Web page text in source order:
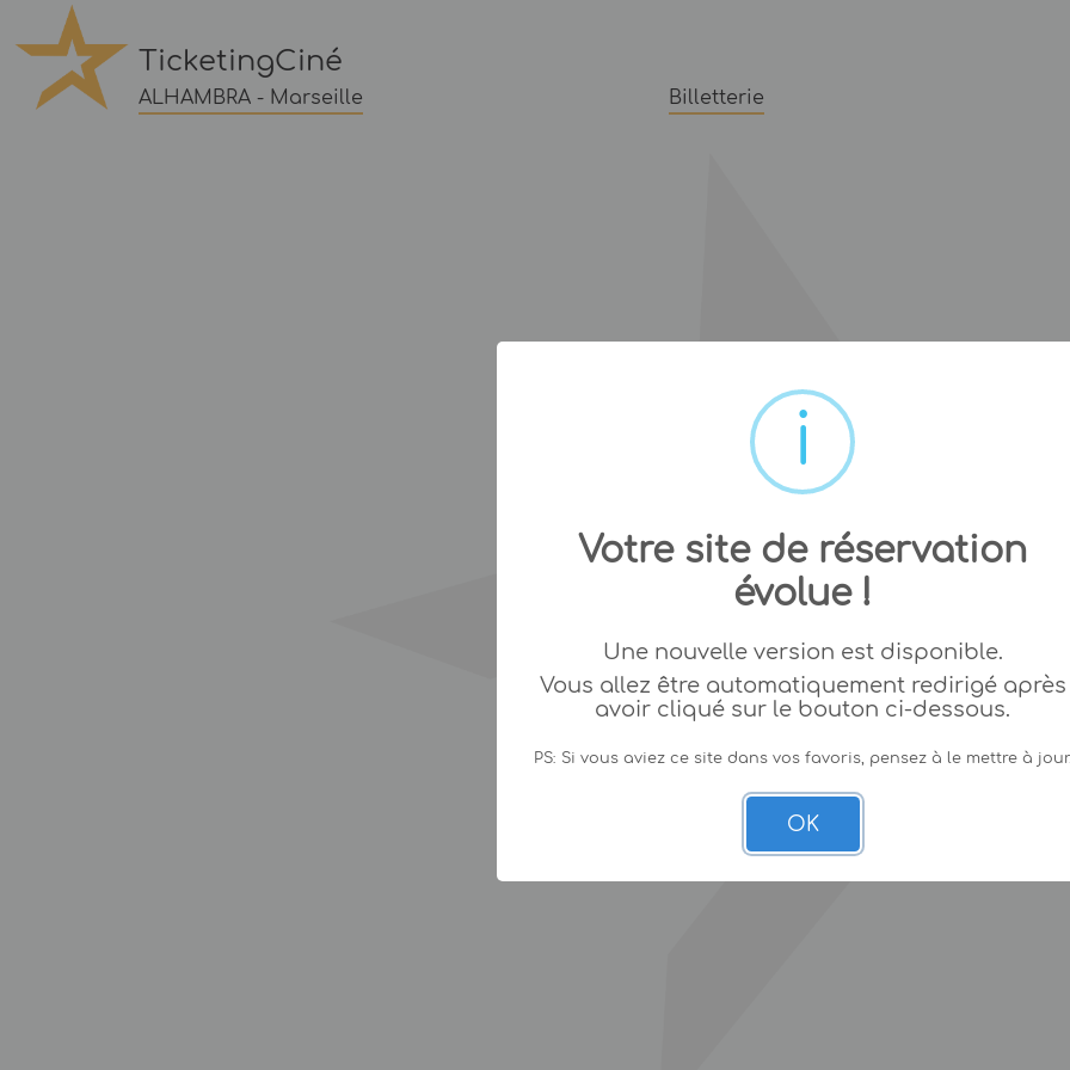
TicketingCiné
ALHAMBRA - Marseille Billetterie
Votre site de réservation
évolue !
Une nouvelle version est disponible.
Vous allez être automatiquement redirigé après
avoir cliqué sur le bouton ci-dessous.
PS: Si vous aviez ce site dans vos favoris, pensez à le mettre à
OK